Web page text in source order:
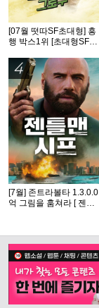
[07월 떳따SF초대형] 흥
행 박스1위 [초대형SF대
식자막
4
[7월] 존트라볼타 1.3.0.0
억 그림을 훔쳐라 [ 젠틀